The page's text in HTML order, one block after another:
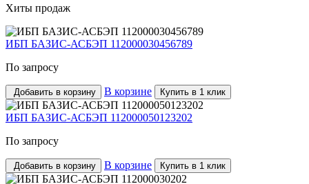
Хиты продаж
ИБП БАЗИС-АСБЭП 112000030456789
По запросу
Добавить в корзину В корзине Купить в 1 клик
ИБП БАЗИС-АСБЭП 112000050123202
По запросу
Добавить в корзину В корзине Купить в 1 клик